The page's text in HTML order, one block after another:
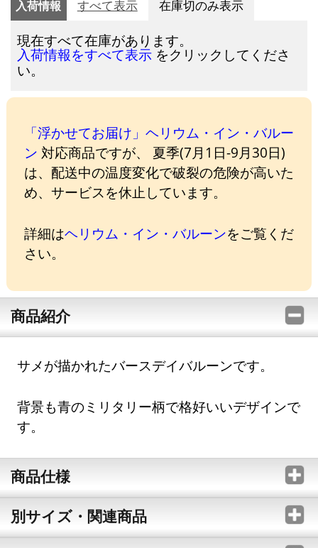
入荷情報 すべて表示 在庫切のみ表示
現在すべて在庫があります。
入荷情報をすべて表示 をクリックしてくださ
い。
「浮かせてお届け」ヘリウム・イン・バルー
ン 対応商品ですが、 夏季(7月1日-9月30日)
は、配送中の温度変化で破裂の危険が高いた
め、サービスを休止しています。
詳細はヘリウム・イン・バルーンをご覧くだ
さい。
商品紹介
サメが描かれたバースデイバルーンです。
背景も青のミリタリー柄で格好いいデザインで
す。
商品仕様
別サイズ・関連商品